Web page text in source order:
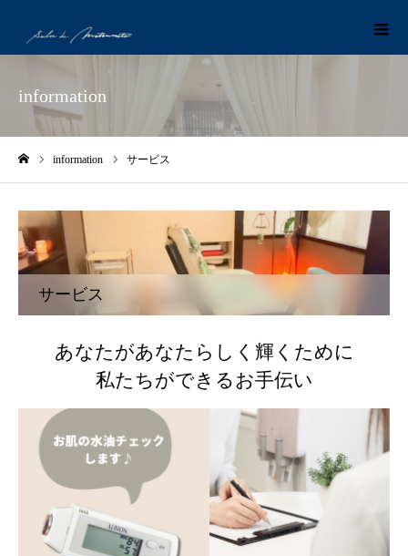
information
information サービス
サービス
あなたがあなたらしく輝くために
私たちができるお手伝い